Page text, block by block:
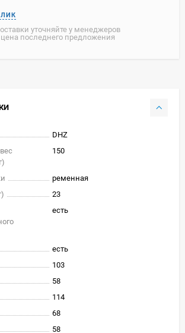
уточняйте у менеджеров
цена последнего предложения
DHZ
150
ременная
23
есть
есть
103
58
114
68
58